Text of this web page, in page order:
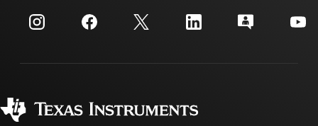
投資家向け情報
製造
カスタマー・サポート・センター
myTI アカウントの FAQ
ご注文に関する FAQ